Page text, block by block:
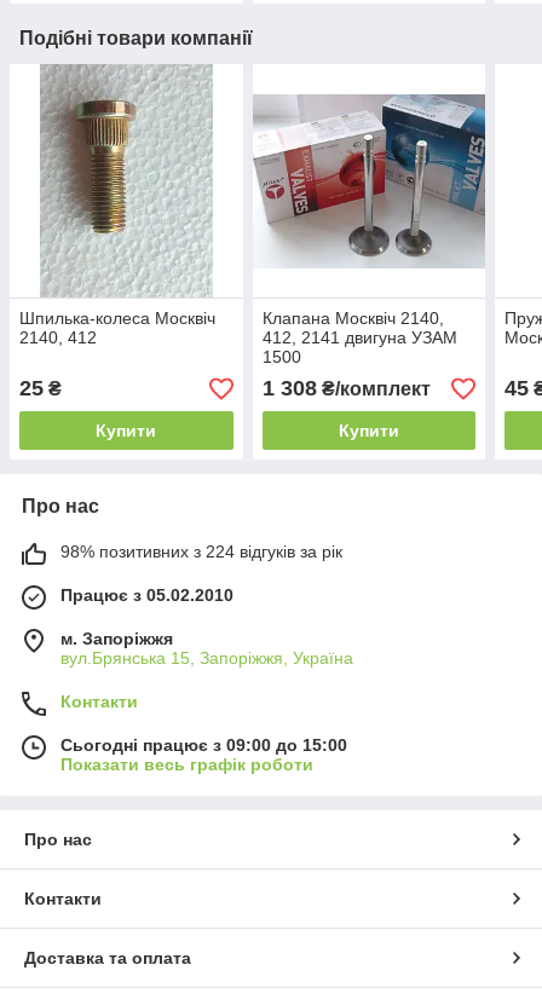
Подібні товари компанії
Шпилька-колеса Москвіч
2140, 412
25 ₴
Купити
Клапана Москвіч 2140,
412, 2141 двигуна УЗАМ
1500
1 308₴/комплект
Купити
45
Про нас
98% позитивних з 224 відгуків за рік
Працює з 05.02.2010
м. Запоріжжя
вул.Брянська 15, Запоріжжя, Україна
Контакти
Сьогодні працює з 09:00 до 15:00
Показати весь графік роботи
Про нас
Контакти
Доставка та оплата